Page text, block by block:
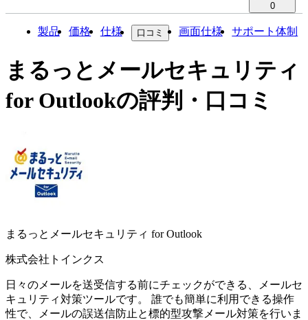
0
製品 価格 仕様 口コミ 画面仕様 サポート体制
まるっとメールセキュリティ
for Outlookの評判・口コミ
まるっとメールセキュリティ for Outlook
株式会社トインクス
日々のメールを送受信する前にチェックができる、メールセ
キュリティ対策ツールです。 誰でも簡単に利用できる操作
性で、メールの誤送信防止と標的型攻撃メール対策を行いま